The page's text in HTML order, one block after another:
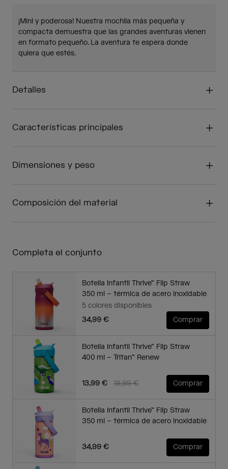
¡Mini y poderosa! Nuestra mochila más pequeña y
compacta demuestra que las grandes aventuras vienen
en formato pequeño. La aventura te espera donde
quiera que estés.
Detalles
Características principales
Dimensiones y peso
Composición del material
Completa el conjunto
Botella infantil Thrive™ Flip Straw
350 ml – térmica de acero inoxidable
5 colores disponibles
34,99 €
Comprar
Botella infantil Thrive™ Flip Straw
400 ml – Tritan™ Renew
Price reduced from
19,99 €to
13,99 € Comprar
Botella infantil Thrive™ Flip Straw
350 ml – térmica de acero inoxidable
34,99 € Comprar